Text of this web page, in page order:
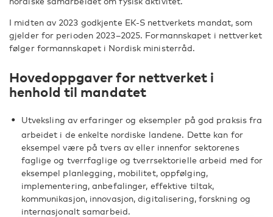
I midten av 2023 godkjente EK-S nettverkets mandat, som
gjelder for perioden 2023–2025. Formannskapet i nettverket
følger formannskapet i Nordisk ministerråd.
Hovedoppgaver for nettverket i
henhold til mandatet
Utveksling av erfaringer og eksempler på god praksis fra
arbeidet i de enkelte nordiske landene. Dette kan for
eksempel være på tvers av eller innenfor sektorenes
faglige og tverrfaglige og tverrsektorielle arbeid med for
eksempel planlegging, mobilitet, oppfølging,
implementering, anbefalinger, effektive tiltak,
kommunikasjon, innovasjon, digitalisering, forskning og
internasjonalt samarbeid.